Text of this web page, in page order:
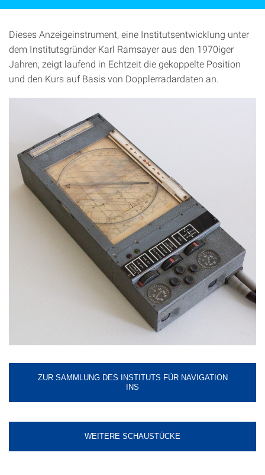
Dieses Anzeigeinstrument, eine Institutsentwicklung unter
dem Institutsgründer Karl Ramsayer aus den 1970iger
Jahren, zeigt laufend in Echtzeit die gekoppelte Position
und den Kurs auf Basis von Dopplerradardaten an.
ZUR SAMMLUNG DES INSTITUTS FÜR NAVIGATION
INS
WEITERE SCHAUSTÜCKE